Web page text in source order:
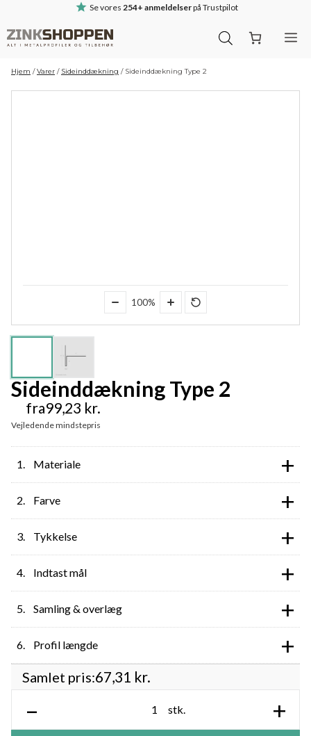
indhold
Se vores 254+ anmeldelserpå Trustpilot
Hjem /Varer / Sideinddækning / Sideinddækning Type 2
100%
Sideinddækning Type 2
fra99,23 kr.
Vejledende mindstepris
Materiale +
Farve +
Tykkelse +
Indtast mål +
Samling & overlæg +
Profil længde +
Samlet pris:67,31 kr.
– stk. +